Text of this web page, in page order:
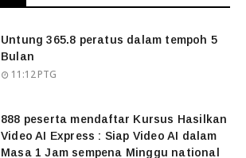
Untung 365.8 peratus dalam tempoh 5
Bulan
11:12 PTG
888 peserta mendaftar Kursus Hasilkan
Video AI Express : Siap Video AI dalam
Masa 1 Jam sempena Minggu national